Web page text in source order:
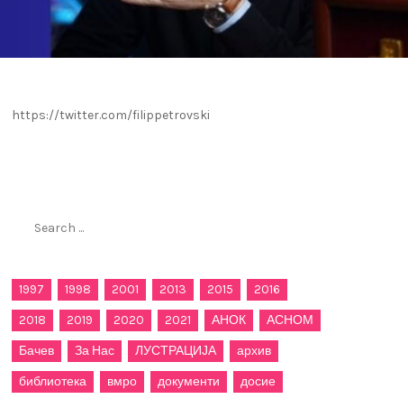
https://twitter.com/filippetrovski
1997 1998 2001 2013 2015
2016
2018
2019 2020 2021 АНОК
АСНОМ
Бачев
За Нас ЛУСТРАЦИЈА
архив
библиотека
вмро документи
досие